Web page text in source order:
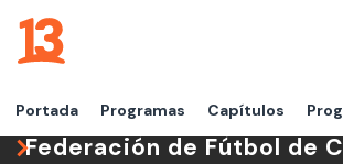
Portada Programas Capítulos
Federación de Fútbol de